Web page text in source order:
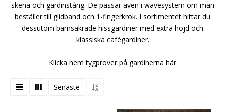
skena och gardinstång. De passar även i wavesystem om man
beställer till glidband och 1-fingerkrok. I sortimentet hittar du
dessutom barnsäkrade hissgardiner med extra höjd och
klassiska cafégardiner.
Klicka hem tygprover på gardinerna här
Senaste